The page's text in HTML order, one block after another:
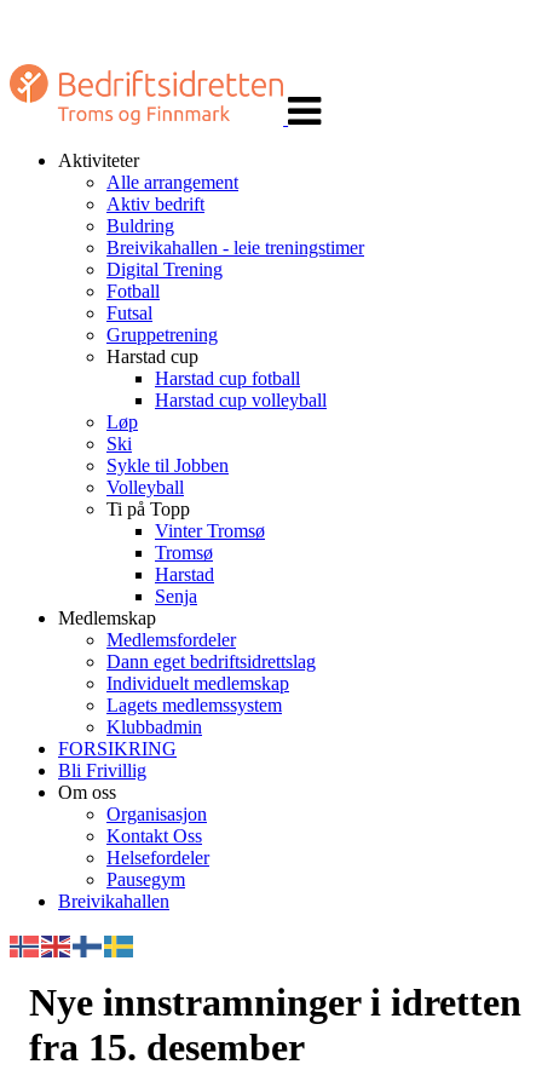
navigasjon
Aktiviteter
Alle arrangement
Aktiv bedrift
Buldring
Breivikahallen - leie treningstimer
Digital Trening
Fotball
Futsal
Gruppetrening
Harstad cup
Harstad cup fotball
Harstad cup volleyball
Løp
Ski
Sykle til Jobben
Volleyball
Ti på Topp
Vinter Tromsø
Tromsø
Harstad
Senja
Medlemskap
Medlemsfordeler
Dann eget bedriftsidrettslag
Individuelt medlemskap
Lagets medlemssystem
Klubbadmin
FORSIKRING
Bli Frivillig
Om oss
Organisasjon
Kontakt Oss
Helsefordeler
Pausegym
Breivikahallen
Nye innstramninger i idretten
fra 15. desember